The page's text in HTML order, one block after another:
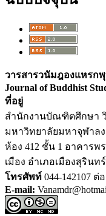
วารสารวนัมฎองแหรก
Journal of Buddhist
ที่อยู่
สำนักงานบัณฑิตศึกษา
มหาวิทยาลัยมหาจุฬาล
ห้อง 412 ชั้น 1 อาคาร
เมือง อำเภอเมืองสุรินท
โทรศัพท์ 044-142107 ต่
E-mail: